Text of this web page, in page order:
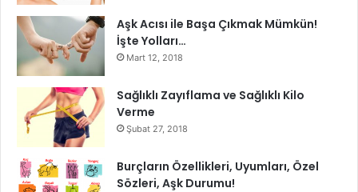
bir şekilde gerçekleştirmek, bebeğinizin rahatlığı ve sağlığı
için önemlidir.
Bebeklerin Tırnakları Ne Zaman Kesilir
Aşk Acısı ile Başa Çıkmak Mümkün!
İşte Yolları…
Mart 12, 2018
Sağlıklı Zayıflama ve Sağlıklı Kilo
Verme
Şubat 27, 2018
Burçların Özellikleri, Uyumları, Özel
Sözleri, Aşk Durumu!